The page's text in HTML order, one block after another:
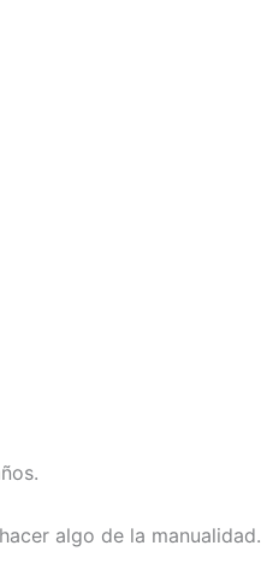
algo de la manualidad.